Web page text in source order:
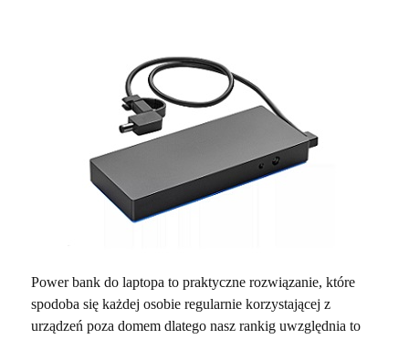
Power bank do laptopa to praktyczne rozwiązanie, które
spodoba się każdej osobie regularnie korzystającej z
urządzeń poza domem dlatego nasz rankig uwzględnia to